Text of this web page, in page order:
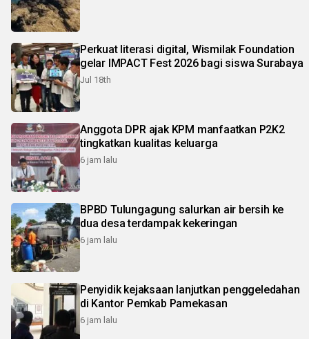
Perkuat literasi digital, Wismilak Foundation
gelar IMPACT Fest 2026 bagi siswa Surabaya
Jul 18th
Anggota DPR ajak KPM manfaatkan P2K2
tingkatkan kualitas keluarga
6 jam lalu
BPBD Tulungagung salurkan air bersih ke
dua desa terdampak kekeringan
6 jam lalu
Penyidik kejaksaan lanjutkan penggeledahan
di Kantor Pemkab Pamekasan
6 jam lalu